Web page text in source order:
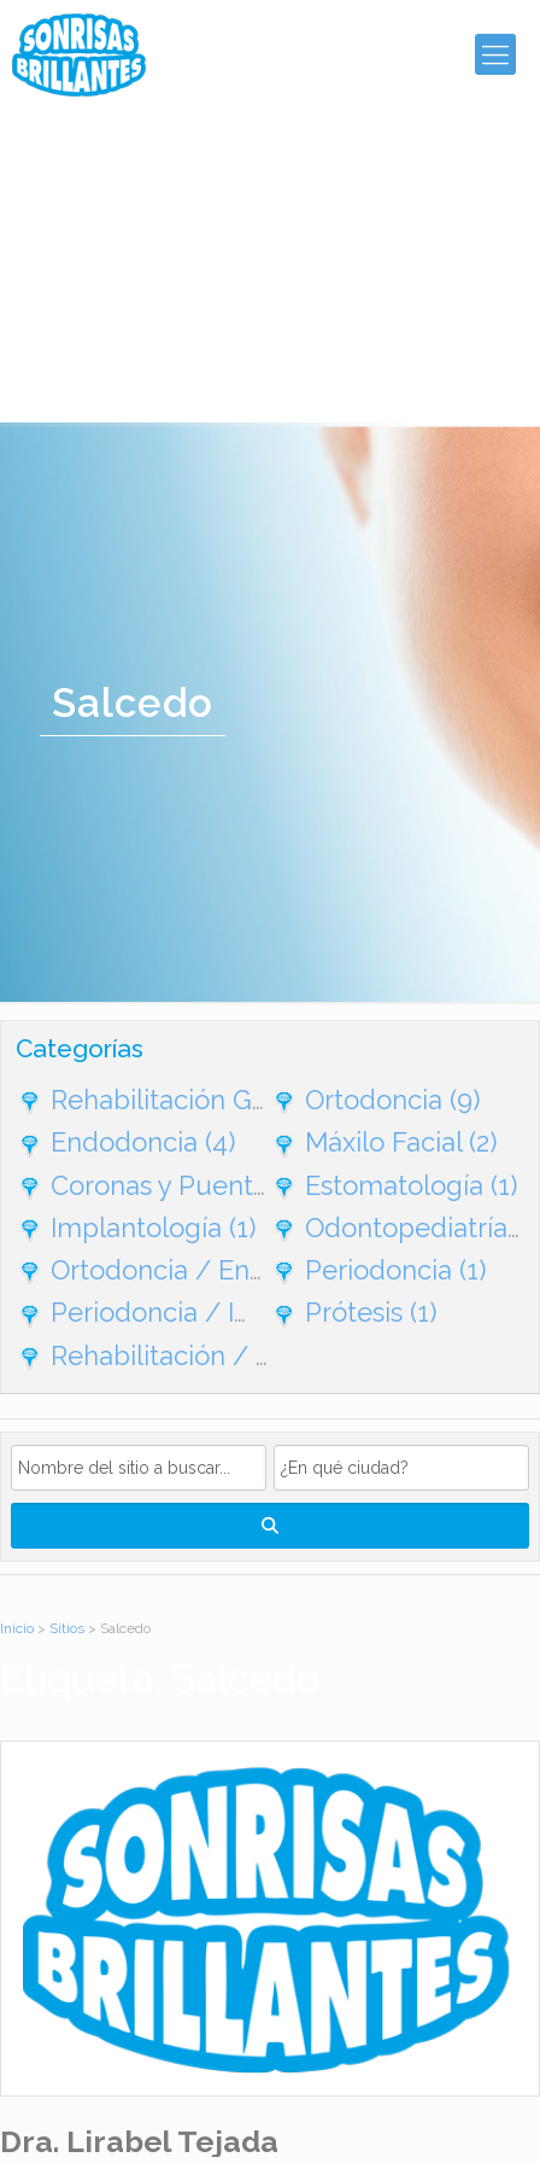
Salcedo
Categorías
Rehabilitación General (95)
Ortodoncia (9)
Endodoncia (4) Máxilo Facial (2)
Coronas y Puentes
(1)Estomatología (1)
Implantología (1) Odontopediatría (1)
Ortodoncia / Endodoncia
(1)
Periodoncia (1)
Periodoncia / Implantes
(1)
Prótesis (1)
Rehabilitación / Ortodoncia
Inicio > Sitios > Salcedo
Dra. Lirabel Tejada